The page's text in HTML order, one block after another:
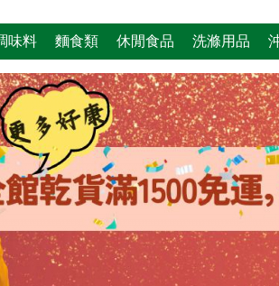
味料 麵食類 休閒食品 洗滌用品